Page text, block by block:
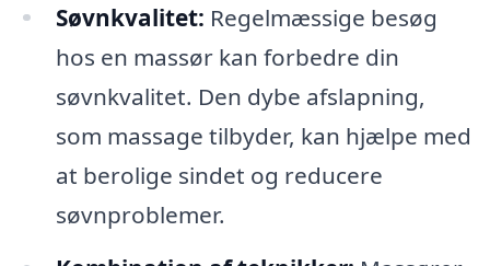
Søvnkvalitet: Regelmæssige besøg
hos en massør kan forbedre din
søvnkvalitet. Den dybe afslapning,
som massage tilbyder, kan hjælpe med
at berolige sindet og reducere
søvnproblemer.